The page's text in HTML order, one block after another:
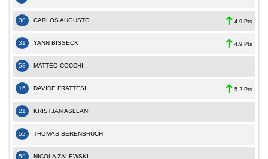
30 CARLOS AUGUSTO 4.9 Pts
31 YANN BISSECK 4.9 Pts
58 MATTEO COCCHI
16 DAVIDE FRATTESI 5.2 Pts
21 KRISTJAN ASLLANI
52 THOMAS BERENBRUCH
59 NICOLA ZALEWSKI